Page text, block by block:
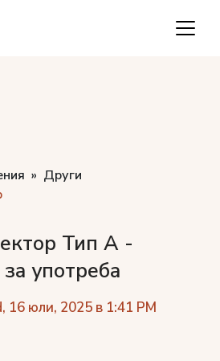
Други
Тип A -
употреба
16 юли, 2025 в 1:41 PM